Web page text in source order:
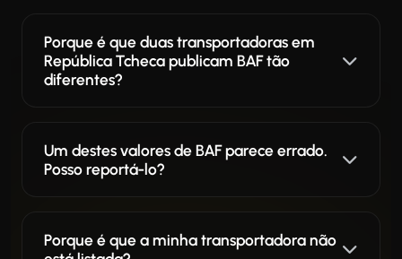
Porque é que duas transportadoras em
República Tcheca publicam BAF tão
diferentes?
Um destes valores de BAF parece errado.
Posso reportá-lo?
Porque é que a minha transportadora não